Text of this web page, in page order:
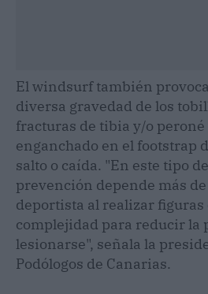
El windsurf también
diversa gravedad de los
fracturas de tibia y/o
enganchado en el footstrap
salto o caída. "En este tipo
prevención depende más
deportista al realizar figuras
complejidad para reducir la
lesionarse", señala la
Podólogos de Canarias.